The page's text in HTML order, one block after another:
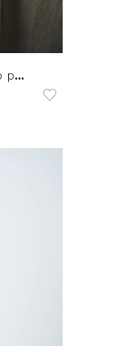
Camisa manga larga en lino para hombre silueta semi ajustada